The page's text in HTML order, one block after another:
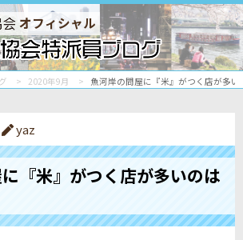
オフィシャル
2020年9月 魚河岸の問屋に『米』がつく店が多い
yaz
『米』がつく店が多いのは